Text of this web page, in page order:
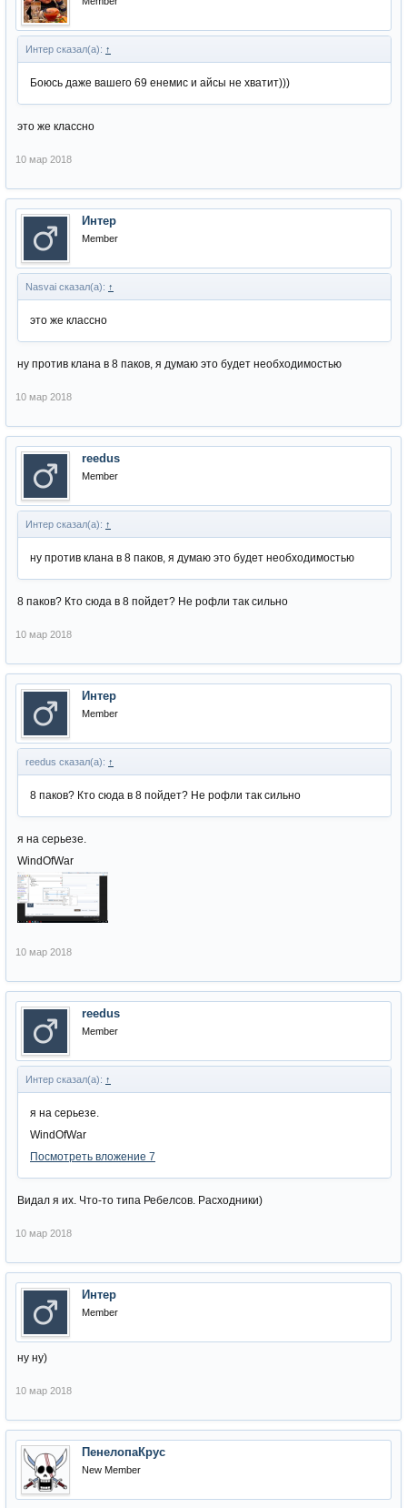
Интер сказал(а): ↑
Боюсь даже вашего 69 енемис и айсы не хватит)))
это же классно
10 мар 2018
Интер
Member
Nasvai сказал(а): ↑
это же классно
ну против клана в 8 паков, я думаю это будет необходимостью
10 мар 2018
reedus
Member
Интер сказал(а): ↑
ну против клана в 8 паков, я думаю это будет необходимостью
8 паков? Кто сюда в 8 пойдет? Не рофли так сильно
10 мар 2018
Интер
Member
reedus сказал(а): ↑
8 паков? Кто сюда в 8 пойдет? Не рофли так сильно
я на серьезе.
WindOfWar
10 мар 2018
reedus
Member
Интер сказал(а): ↑
я на серьезе.
WindOfWar
Посмотреть вложение 7
Видал я их. Что-то типа Ребелсов. Расходники)
10 мар 2018
Интер
Member
ну ну)
10 мар 2018
ПенелопаКрус
New Member